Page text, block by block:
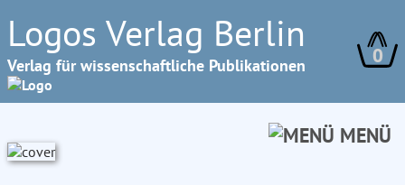
Logos Verlag Berlin
Verlag für wissenschaftliche Publikationen 0
MENÜ